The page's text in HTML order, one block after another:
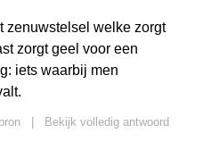
zenuwstelsel welke zorgt
zorgt geel voor een
iets waarbij men
Bekijk volledig antwoord